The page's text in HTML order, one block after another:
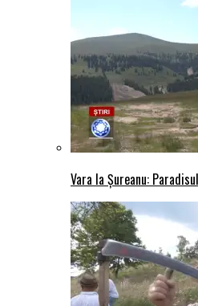
Vara la Șureanu: